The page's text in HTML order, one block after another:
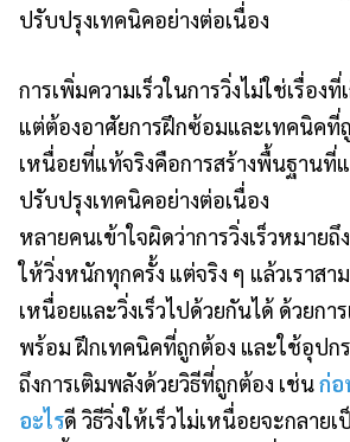
การเพิ่มความเร็วในการวิ่งไม่ใช่เรื่อง
แต่ต้องอาศัยการฝึกซ้อมและเทคนิคที่ถู
เหนื่อยที่แท้จริงคือการสร้างพื้นฐานที่
ปรับปรุงเทคนิคอย่างต่อเนื่อง
หลายคนเข้าใจผิดว่าการวิ่งเร็วหมายถึ
ให้วิ่งหนักทุกครั้ง แต่จริง ๆ แล้วเราสา
เหนื่อยและวิ่งเร็วไปด้วยกันได้ ด้วยกา
พร้อม ฝึกเทคนิคที่ถูกต้อง และใช้อุปก
ถึงการเติมพลังด้วยวิธีที่ถูกต้อง เช่นก่อ
อะไรดี วิธีวิ่งให้เร็วไม่เหนื่อยจะกลาย